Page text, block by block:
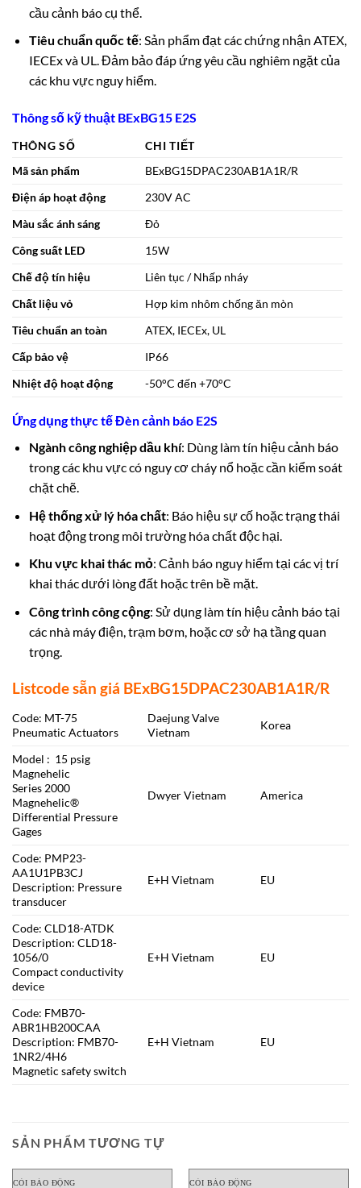
cầu cảnh báo cụ thể.
Tiêu chuẩn quốc tế: Sản phẩm đạt các chứng nhận ATEX,
IECEx và UL. Đảm bảo đáp ứng yêu cầu nghiêm ngặt của
các khu vực nguy hiểm.
Thông số kỹ thuật BExBG15 E2S
THÔNG SỐ
CHI TIẾT
Mã sản phẩm
BExBG15DPAC230AB1A1R/R
Điện áp hoạt động
230V AC
Màu sắc ánh sáng
Đỏ
Công suất LED
15W
Chế độ tín hiệu
Liên tục / Nhấp nháy
Chất liệu vỏ
Hợp kim nhôm chống ăn mòn
Tiêu chuẩn an toàn
ATEX, IECEx, UL
Cấp bảo vệ
IP66
Nhiệt độ hoạt động
-50°C đến +70°C
Ứng dụng thực tế Đèn cảnh báo E2S
Ngành công nghiệp dầu khí: Dùng làm tín hiệu cảnh báo
trong các khu vực cónguy cơ cháy nổ hoặccần kiểm soát
chặt chẽ.
Hệ thống xử lý hóa chất: Báo hiệu sự cố hoặc trạng thái
hoạt động trong môi trường hóa chất độc hại.
Khu vực khai thác mỏ: Cảnh báo nguy hiểm tại các vị trí
khai thác dưới lòng đất hoặc trên bề mặt.
Công trình công cộng: Sử dụng làm tín hiệu cảnh báo tại
các nhà máy điện, trạm bơm, hoặc cơ sở hạ tầng quan
trọng.
Listcode sẵn giá BExBG15DPAC230AB1A1R/R
Code: MT-75
Pneumatic Actuators
Daejung Valve
Vietnam
Korea
Model : 15 psig
Magnehelic
Series 2000
Magnehelic®
Differential Pressure
Gages
Dwyer Vietnam America
Code: PMP23-
AA1U1PB3CJ
Description: Pressure
transducer
E+H Vietnam EU
Code: CLD18-ATDK
Description: CLD18-
1056/0
Compact conductivity
device
E+H Vietnam EU
Code: FMB70-
ABR1HB200CAA
Description: FMB70-
1NR2/4H6
Magnetic safety switch
E+H Vietnam EU
SẢN PHẨM TƯƠNG TỰ
CÒI BÁO ĐỘNG CÒI BÁO ĐỘNG